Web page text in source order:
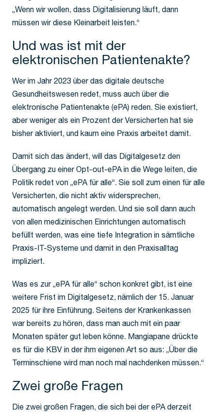
„Wenn wir wollen, dass Digitalisierung läuft, dann
müssen wir diese Kleinarbeit leisten.“
Und was ist mit der
elektronischen Patientenakte?
Wer im Jahr 2023 über das digitale deutsche
Gesundheitswesen redet, muss auch über die
elektronische Patientenakte (ePA) reden. Sie existiert,
aber weniger als ein Prozent der Versicherten hat sie
bisher aktiviert, und kaum eine Praxis arbeitet damit.
Damit sich das ändert, will das Digitalgesetz den
Übergang zu einer Opt-out-ePA in die Wege leiten, die
Politik redet von „ePA für alle“. Sie soll zum einen für alle
Versicherten, die nicht aktiv widersprechen,
automatisch angelegt werden. Und sie soll dann auch
von allen medizinischen Einrichtungen automatisch
befüllt werden, was eine tiefe Integration in sämtliche
Praxis-IT-Systeme und damit in den Praxisalltag
impliziert.
Was es zur „ePA für alle“ schon konkret gibt, ist eine
weitere Frist im Digitalgesetz, nämlich der 15. Januar
2025 für ihre Einführung. Seitens der Krankenkassen
war bereits zu hören, dass man auch mit ein paar
Monaten später gut leben könne. Mangiapane drückte
es für die KBV in der ihm eigenen Art so aus: „Über die
Terminschiene wird man noch mal nachdenken müssen.“
Zwei große Fragen
Die zwei großen Fragen, die sich bei der ePA derzeit